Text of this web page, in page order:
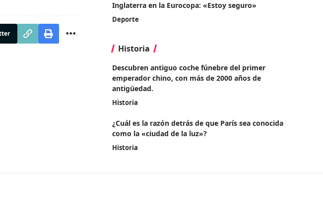
Inglaterra en la Eurocopa: «Estoy seguro»
Deporte
Historia
Descubren antiguo coche fúnebre del primer
emperador chino, con más de 2000 años de
antigüedad.
Historia
¿Cuál es la razón detrás de que París sea conocida
como la «ciudad de la luz»?
Historia